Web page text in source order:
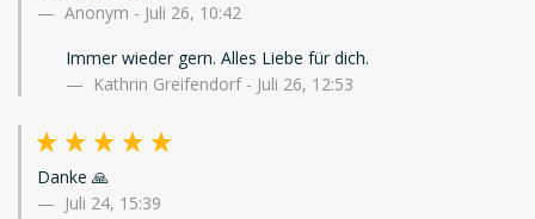
Anonym - Juli 26, 10:42
Immer wieder gern. Alles Liebe für dich.
Kathrin Greifendorf - Juli 26, 12:53
Danke 🙏
Juli 24, 15:39